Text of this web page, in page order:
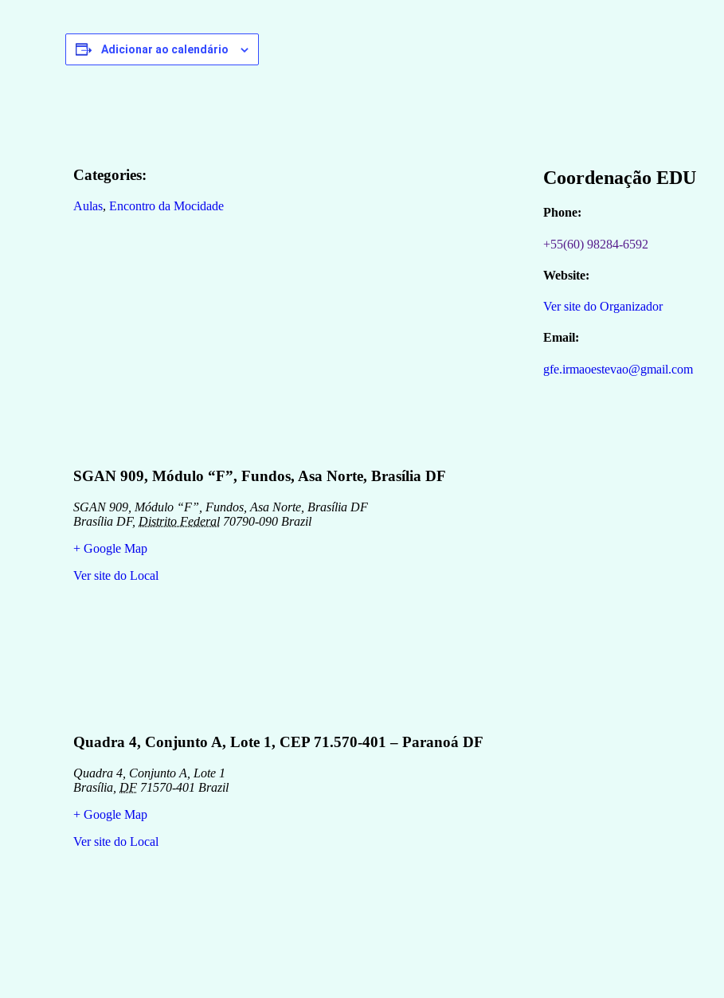
Adicionar ao calendário
Categories:
Aulas, Encontro da Mocidade
Coordenação EDU
Phone:
+55(60) 98284-6592
Website:
Ver site do Organizador
Email:
gfe.irmaoestevao@gmail.com
SGAN 909, Módulo “F”, Fundos, Asa Norte, Brasília DF
SGAN 909, Módulo “F”, Fundos, Asa Norte, Brasília DF
Brasília DF, Distrito Federal 70790-090 Brazil
+ Google Map
Ver site do Local
Quadra 4, Conjunto A, Lote 1, CEP 71.570-401 – Paranoá DF
Quadra 4, Conjunto A, Lote 1
Brasília DF 71570-401 Brazil
+ Google Map
Ver site do Local